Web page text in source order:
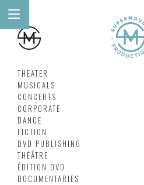
THEATER
MUSICALS
CONCERTS
CORPORATE
DANCE
FICTION
DVD PUBLISHING
THÉÂTRE
ÉDITION DVD
DOCUMENTARIES